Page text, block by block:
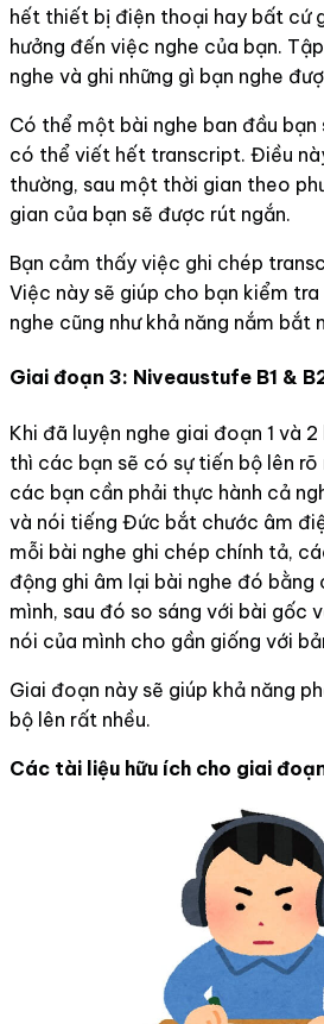
hết thiết bị điện thoại hay bất cứ
hưởng đến việc nghe của bạn.
nghe và ghi những gì bạn nghe
Có thể một bài nghe ban đầu
có thể viết hết transcript. Điều
thường, sau một thời gian theo
gian của bạn sẽ được rút ngắn.
Bạn cảm thấy việc ghi chép
Việc này sẽ giúp cho bạn kiểm tra
nghe cũng như khả năng nắm bắt
Giai đoạn 3: Niveaustufe B1 &
Khi đã luyện nghe giai đoạn 1 và
thì các bạn sẽ có sự tiến bộ lên
các bạn cần phải thực hành cả
và nói tiếng Đức bắt chước âm
mỗi bài nghe ghi chép chính tả,
động ghi âm lại bài nghe đó bằng
mình, sau đó so sáng với bài gốc
nói của mình cho gần giống với
Giai đoạn này sẽ giúp khả năng
bộ lên rất nhều.
Các tài liệu hữu ích cho giai